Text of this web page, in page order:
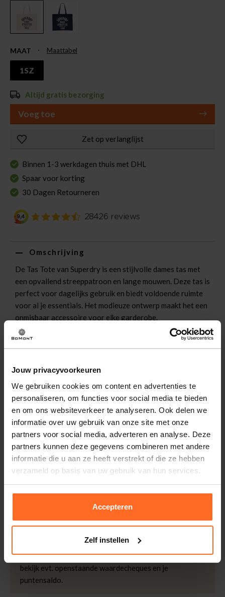
Jouw privacyvoorkeuren
We gebruiken cookies om content en advertenties te
personaliseren, om functies voor social media te bieden
en om ons websiteverkeer te analyseren. Ook delen we
informatie over uw gebruik van onze site met onze
partners voor social media, adverteren en analyse. Deze
partners kunnen deze gegevens combineren met andere
informatie die u aan ze heeft verstrekt of die ze hebben
verzameld op basis van uw gebruik van hun services.
Accepteren
Zelf instellen
MAAT Maattabel
1SZ
Altijd gratis bezorging
Voeg toe
Zet op verlanglijst
Binnen 1-3 werkdagen thuis met DHL
Spaar voor korting
30 Dagen Retourneren
Leveranciersnummer
Categorie
Alle Tassen
Superdry & Co
Doelgroep
Dames
Kleur
Off White
Maat riem
One size
Kwaliteit
100% Katoen
Omschrijving
De Tas Tote van Superdry is een stijlvolle dames tas met
een opvallend streeppatroon en lange mouwen. Deze tas is
perfect voor dagelijks gebruik en biedt voldoende ruimte
voor al je essentials. Het modieuze ontwerp maakt het een
onmisbaar accessoire voor elke garderobe.
Bezorging is altijd gratis, binnen 1-3 werkdagen
thuisgeleverd met DHL.
Retourneren
Binnen 30 dagen eenvoudig retourneren via DHL voor
slechts € 4,95 of op eigen kosten via PostNL. In de
Bomont winkels kunt u ook gratis retourneren.
Betalen
één van de vele betaalopties.
5% Spaarbonus
Besteed € 100,- binnen een half jaar en krijg € 5,- retour
in de vorm van een waardecheque. Log in je account en
bekijk evt. openstaande waardecheques en je
puntensaldo.